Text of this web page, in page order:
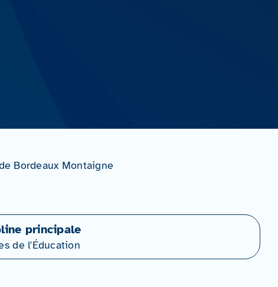
Bordeaux Montaigne
principale
de l'Éducation